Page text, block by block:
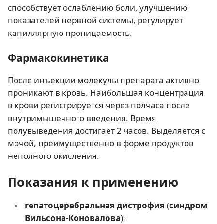
способствует ослаблению боли, улучшению
показателей нервной системы, регулирует
капиллярную проницаемость.
Фармакокинетика
После инъекции молекулы препарата активно
проникают в кровь. Наибольшая концентрация
в крови регистрируется через полчаса после
внутримышечного введения. Время
полувыведения достигает 2 часов. Выделяется с
мочой, преимущественно в форме продуктов
неполного окисления.
Показания к применению
гепатоцеребральная дистрофия (синдром
Вильсона-Коновалова);